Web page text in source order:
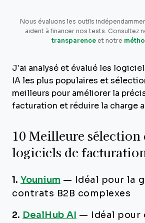
Nous évaluons les outils
aident à financer nos tests. Consultez
transparence et notre
J’ai analysé et évalué les
IA les plus populaires et
meilleurs pour améliorer la
facturation et réduire la charge
10 Meilleure sélection
logiciels de
1. Younium —
Idéal pour la
contrats B2B complexes
2. DealHub AI —
Idéal